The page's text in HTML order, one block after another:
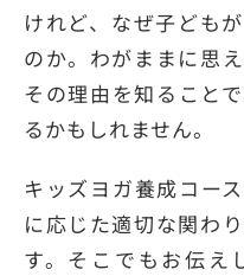
けれど、なぜ子ども
のか。わがままに思
その理由を知ること
るかもしれません。
キッズヨガ養成コー
に応じた適切な関わ
す。そこでもお伝え